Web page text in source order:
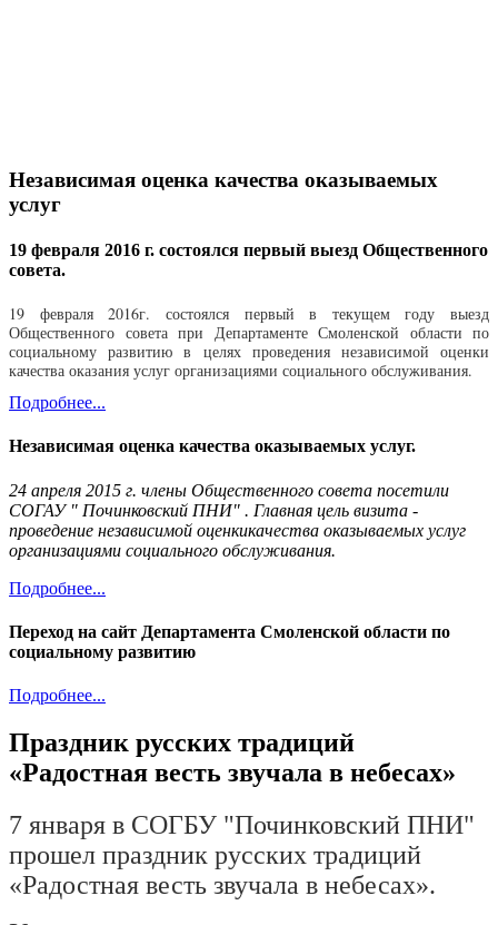
Независимая оценка качества оказываемых
услуг
19 февраля 2016 г. состоялся первый выезд Общественного
совета.
19 февраля 2016г. состоялся первый в текущем году выезд
Общественного совета при Департаменте Смоленской области по
социальному развитию в целях проведения независимой оценки
качества оказания услуг организациями социального обслуживания.
Подробнее...
Независимая оценка качества оказываемых услуг.
24 апреля 2015 г. члены Общественного совета посетили
СОГАУ " Починковский ПНИ" . Главная цель визита -
проведение независимой оценкикачества оказываемых услуг
организациями социального обслуживания.
Подробнее...
Переход на сайт Департамента Смоленской области по
социальному развитию
Подробнее...
Праздник русских традиций
«Радостная весть звучала в небесах»
7 января в СОГБУ "Починковский ПНИ"
прошел праздник русских традиций
«Радостная весть звучала в небесах».